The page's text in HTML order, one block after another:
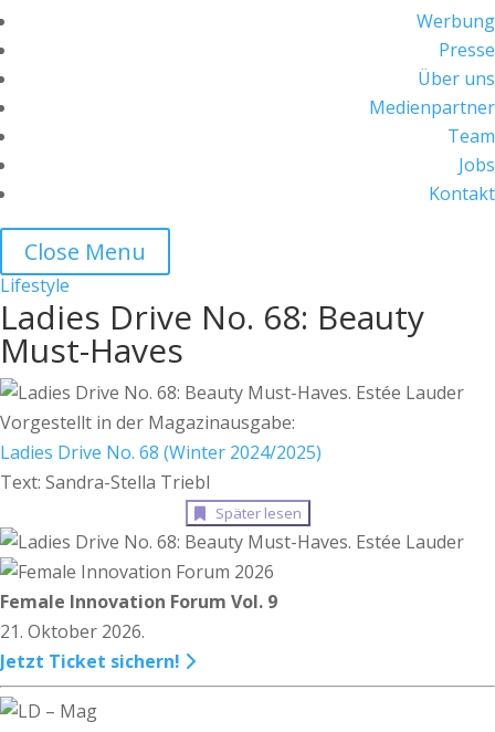
Werbung
Presse
Über uns
Medienpartner
Team
Jobs
Kontakt
Close Menu
Lifestyle
Ladies Drive No. 68: Beauty
Must-Haves
Vorgestellt in der Magazinausgabe:
Ladies Drive No. 68 (Winter 2024/2025)
Text: Sandra-Stella Triebl
Später lesen
Female Innovation Forum Vol. 9
21. Oktober 2026.
Jetzt Ticket sichern!